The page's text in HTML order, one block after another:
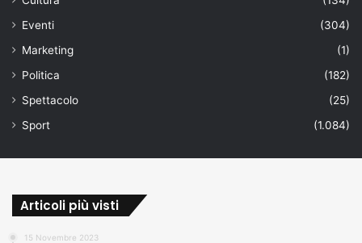
Eventi
(304)
Marketing
(1)
Politica
(182)
Spettacolo
(25)
Sport
(1.084)
Articoli più visti
15 Novembre 2023